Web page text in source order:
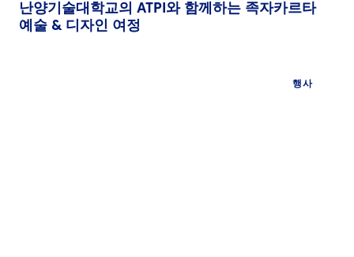
난양기술대학교의 ATPI와 함께하는 족자카르타
예술 & 디자인 여정
행사